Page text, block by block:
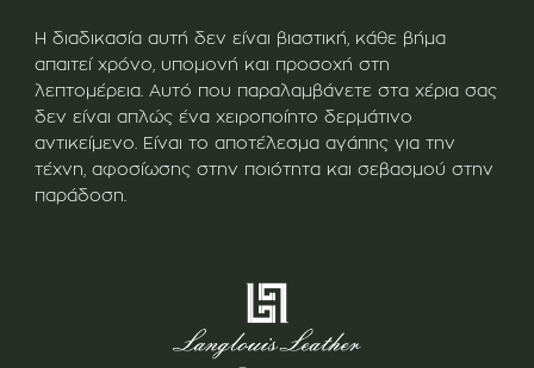
Η διαδικασία αυτή δεν είναι βιαστική, κάθε βήμα
απαιτεί χρόνο, υπομονή και προσοχή στη
λεπτομέρεια. Αυτό που παραλαμβάνετε στα χέρια σας
δεν είναι απλώς ένα χειροποίητο δερμάτινο
αντικείμενο. Είναι το αποτέλεσμα αγάπης για την
τέχνη, αφοσίωσης στην ποιότητα και σεβασμού στην
παράδοση.